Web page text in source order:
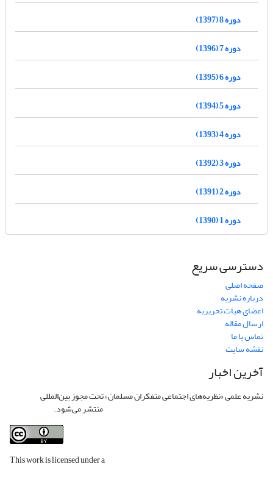
دوره 8 (1397)
دوره 7 (1396)
دوره 6 (1395)
دوره 5 (1394)
دوره 4 (1393)
دوره 3 (1392)
دوره 2 (1391)
دوره 1 (1390)
دسترسی سریع
صفحه اصلی
درباره نشریه
اعضای هیات تحریریه
ارسال مقاله
تماس با ما
نقشه سایت
آخرین اخبار
نشریه علمی «نظریه‌های اجتماعی متفکران مسلمان» تحت مجوز بین‌المللی
منتشر می‌شود.
This work is licensed under a